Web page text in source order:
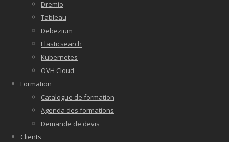
Dremio
Tableau
Debezium
Elasticsearch
Kubernetes
OVH Cloud
Formation
Catalogue de formation
Agenda des formations
Demande de devis
Clients